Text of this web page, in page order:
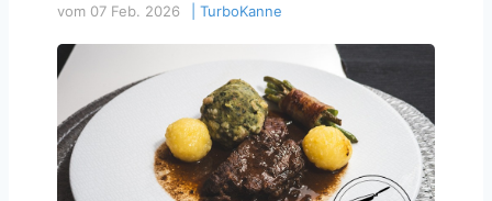
vom 07 Feb. 2026 TurboKanne